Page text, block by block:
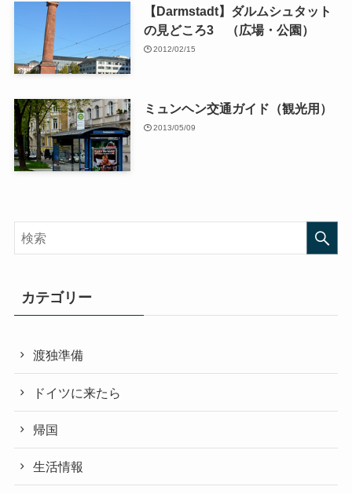
【Darmstadt】ダルムシュタット
の見どころ3 （広場・公園）
2012/02/15
ミュンヘン交通ガイド（観光用）
2013/05/09
カテゴリー
渡独準備
ドイツに来たら
帰国
生活情報